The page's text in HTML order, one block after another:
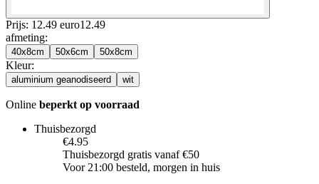
Prijs: 12.49 euro12.49
afmeting:
40x8cm 50x6cm 50x8cm
Kleur:
aluminium geanodiseerd wit
Online beperkt op voorraad
Thuisbezorgd
€4.95
Thuisbezorgd gratis vanaf €50
Voor 21:00 besteld, morgen in huis